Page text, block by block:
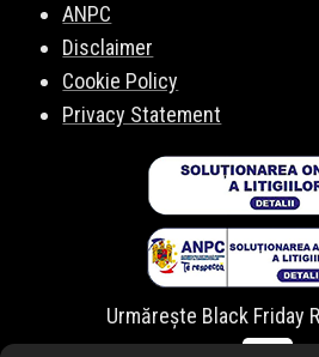
ANPC
Disclaimer
Cookie Policy
Privacy Statement
Urmărește Black Friday